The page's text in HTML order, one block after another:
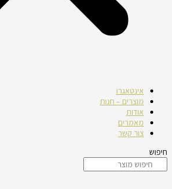
אינטאגרו
מוצרים – חנות
אודות
מאמרים
צור קשר
חיפוש